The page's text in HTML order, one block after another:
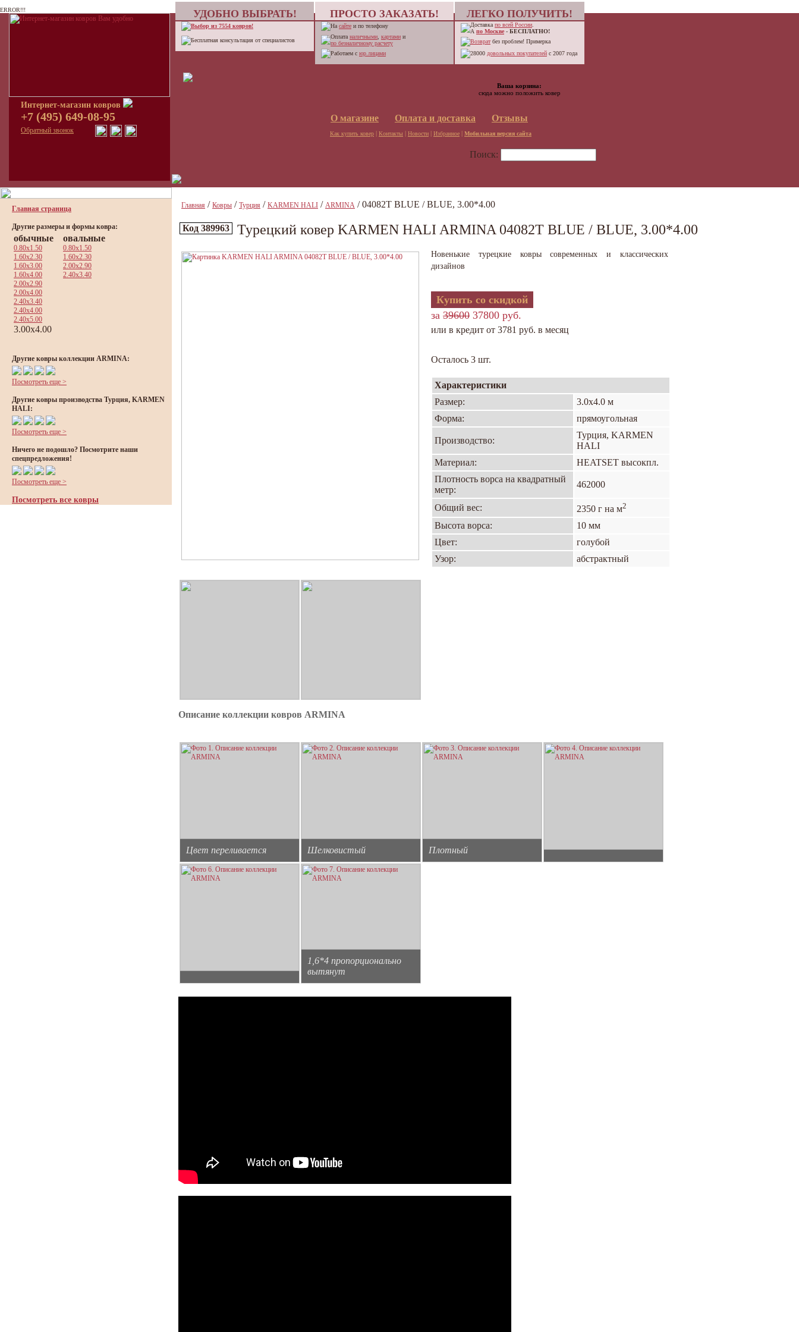
ERROR!!!
Интернет-магазин ковров
+7 (495) 649-08-95
Обратный звонок
УДОБНО ВЫБРАТЬ! ПРОСТО ЗАКАЗАТЬ! ЛЕГКО ПОЛУЧИТЬ!
Выбор из 7554 ковров!
Бесплатная консультация от специалистов
На сайте и по телефону
Оплата наличными картами и
по безналичному расчету
Работаем с юр.лицами
Доставка по всей России
А по Москве - БЕСПЛАТНО!
Возвратбез проблем! Примерка
28000 довольных покупателей с 2007 года
О магазине Оплата и доставка Отзывы
Как купить ковер | Контакты | Новости | Избранное | Мобильная версия сайта
Ваша корзина:
сюда можно положить ковер
Поиск:
Главная страница
Другие размеры и формы ковра:
обычные
0.80x1.50
1.60x2.30
1.60x3.00
1.60x4.00
2.00x2.90
2.00x4.00
2.40x3.40
2.40x4.00
2.40x5.00
3.00x4.00
овальные
0.80x1.50
1.60x2.30
2.00x2.90
2.40x3.40
Другие ковры коллекции ARMINA:
Посмотреть еще >
Другие ковры производства Турция, KARMEN
HALI:
Посмотреть еще >
Ничего не подошло? Посмотрите наши
спецпредложения!
Посмотреть еще >
Посмотреть все ковры
Главная / Ковры / Турция / KARMEN HALI / ARMINA / 04082T BLUE / BLUE, 3.00*4.00
Код 389963 Турецкий ковер KARMEN HALI ARMINA 04082T BLUE / BLUE, 3.00*4.00
Новенькие турецкие ковры современных и классических
дизайнов
Купить со скидкой
за 39600 37800 руб.
или в кредит от 3781 руб. в месяц
Осталось 3 шт.
Характеристики
Размер:
3.0х4.0 м
Форма:
прямоугольная
Производство:
Турция, KARMEN
HALI
Материал:
HEATSET высокпл.
Плотность ворса на квадратный
метр:
462000
Общий вес: 2350 г на м2
Высота ворса:
10 мм
Цвет:
голубой
Узор:
абстрактный
Описание коллекции ковров ARMINA
Цвет переливается Шелковистый Плотный
1,6*4 пропорционально
вытянут